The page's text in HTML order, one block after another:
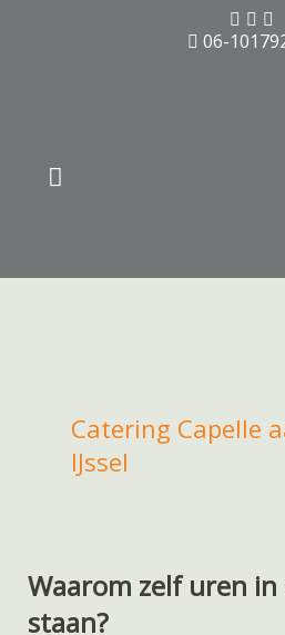
06-
Catering Capelle
IJssel
Waarom zelf uren in
staan?